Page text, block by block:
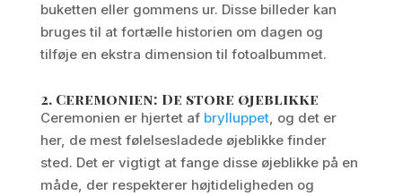
buketten eller gommens ur. Disse billeder kan
bruges til at fortælle historien om dagen og
tilføje en ekstra dimension til fotoalbummet.
2. Ceremonien: De store øjeblikke
Ceremonien er hjertet af brylluppet, og det er
her, de mest følelsesladede øjeblikke finder
sted. Det er vigtigt at fange disse øjeblikke på en
måde, der respekterer højtideligheden og